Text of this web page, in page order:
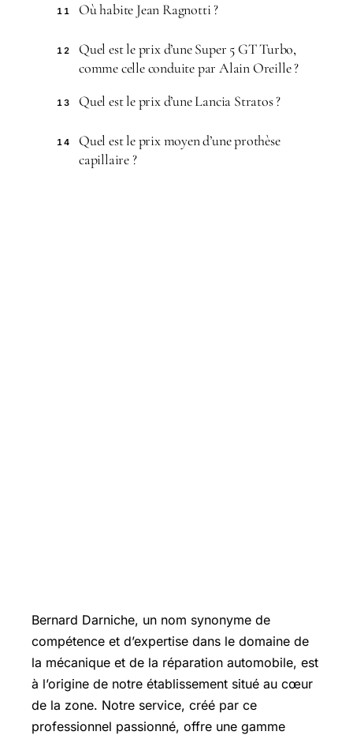
11 Où habite Jean Ragnotti ?
12
Quel est le prix d’une Super 5 GT Turbo,
comme celle conduite par Alain Oreille ?
13 Quel est le prix d’une Lancia Stratos ?
14
Quel est le prix moyen d’une prothèse
capillaire ?
Bernard Darniche, un nom synonyme de
compétence et d’expertise dans le domaine de
la mécanique et de la réparation automobile, est
à l’origine de notre établissement situé au cœur
de la zone. Notre service, créé par ce
professionnel passionné, offre une gamme